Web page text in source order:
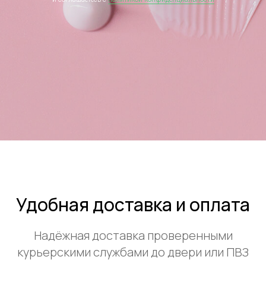
Удобная доставка и оплата
Надёжная доставка проверенными
курьерскими службами до двери или ПВЗ